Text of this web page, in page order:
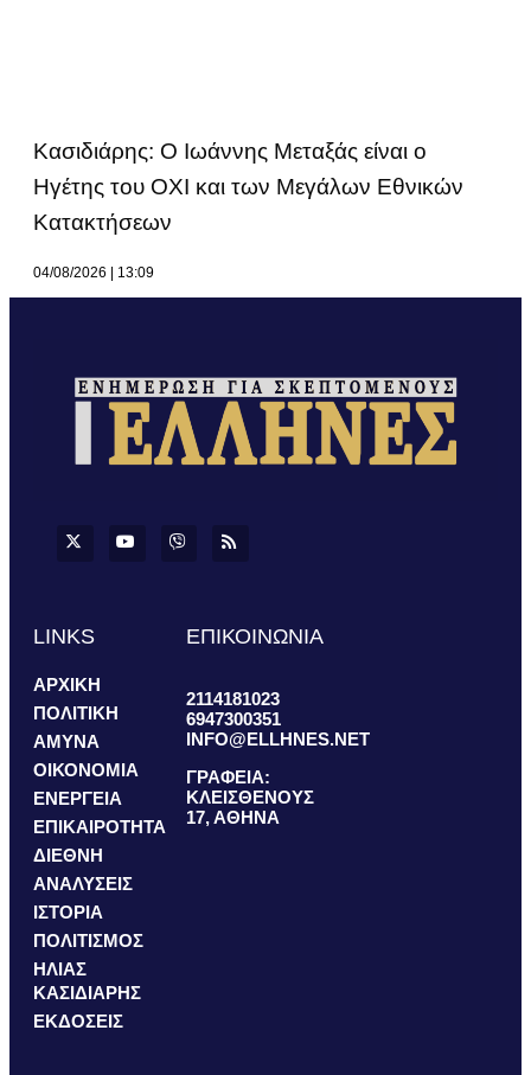
Κασιδιάρης: Ο Ιωάννης Μεταξάς είναι ο
Ηγέτης του ΟΧΙ και των Μεγάλων Εθνικών
Κατακτήσεων
04/08/2026 13:09
LINKS
ΑΡΧΙΚΗ
ΠΟΛΙΤΙΚΗ
ΑΜΥΝΑ
ΟΙΚΟΝΟΜΙΑ
ΕΝΕΡΓΕΙΑ
ΕΠΙΚΑΙΡΟΤΗΤΑ
ΔΙΕΘΝΗ
ΑΝΑΛΥΣΕΙΣ
ΙΣΤΟΡΙΑ
ΠΟΛΙΤΙΣΜΟΣ
ΗΛΙΑΣ
ΚΑΣΙΔΙΑΡΗΣ
ΕΚΔΟΣΕΙΣ
ΕΠΙΚΟΙΝΩΝΙΑ
2114181023
6947300351
INFO@ELLHNES.NET
ΓΡΑΦΕΙΑ:
ΚΛΕΙΣΘΕΝΟΥΣ
17, ΑΘΗΝΑ